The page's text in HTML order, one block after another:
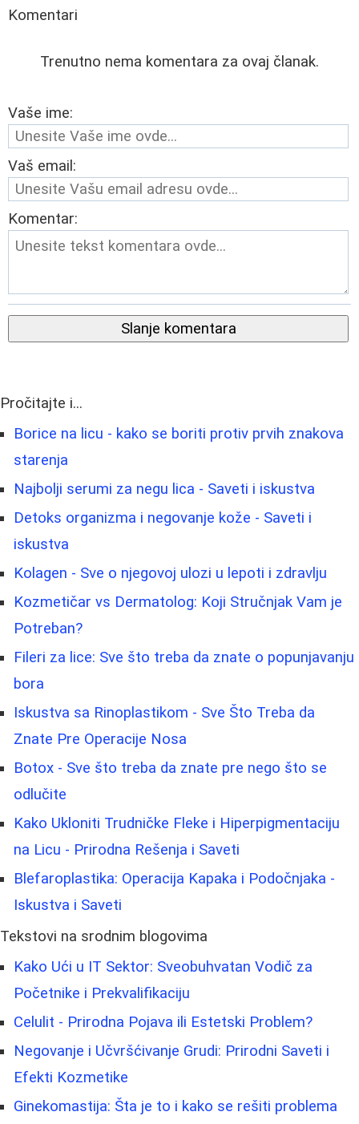
Komentari
Trenutno nema komentara za ovaj članak.
Vaše ime:
Vaš email:
Komentar:
Slanje komentara
Pročitajte i...
Borice na licu - kako se boriti protiv prvih znakova
starenja
Najbolji serumi za negu lica - Saveti i iskustva
Detoks organizma i negovanje kože - Saveti i
iskustva
Kolagen - Sve o njegovoj ulozi u lepoti i zdravlju
Kozmetičar vs Dermatolog: Koji Stručnjak Vam je
Potreban?
Fileri za lice: Sve što treba da znate o popunjavanju
bora
Iskustva sa Rinoplastikom - Sve Što Treba da
Znate Pre Operacije Nosa
Botox - Sve što treba da znate pre nego što se
odlučite
Kako Ukloniti Trudničke Fleke i Hiperpigmentaciju
na Licu - Prirodna Rešenja i Saveti
Blefaroplastika: Operacija Kapaka i Podočnjaka -
Iskustva i Saveti
Tekstovi na srodnim blogovima
Kako Ući u IT Sektor: Sveobuhvatan Vodič za
Početnike i Prekvalifikaciju
Celulit - Prirodna Pojava ili Estetski Problem?
Negovanje i Učvršćivanje Grudi: Prirodni Saveti i
Efekti Kozmetike
Ginekomastija: Šta je to i kako se rešiti problema